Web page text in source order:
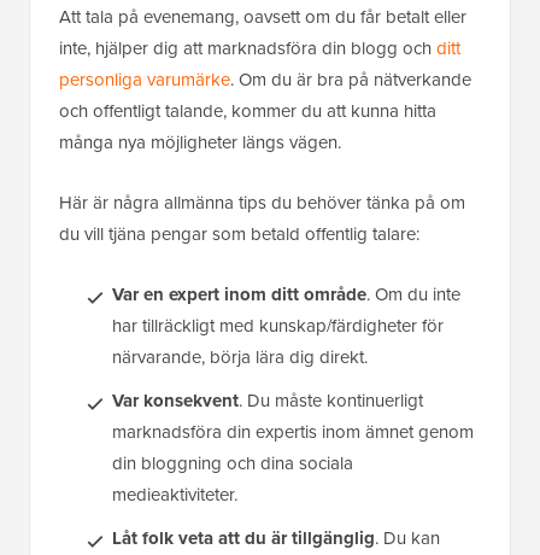
Att tala på evenemang, oavsett om du får betalt eller
inte, hjälper dig att marknadsföra din blogg ochditt
personliga varumärke. Om du är bra på nätverkande
och offentligt talande, kommer du att kunna hitta
många nya möjligheter längs vägen.
Här är några allmänna tips du behöver tänka på om
du vill tjäna pengar som betald offentlig talare:
Var en expert inom ditt område. Om du inte
har tillräckligt med kunskap/färdigheter för
närvarande, börja lära dig direkt.
Var konsekvent. Du måste kontinuerligt
marknadsföra din expertis inom ämnet genom
din bloggning och dina sociala
medieaktiviteter.
Låt folk veta att du är tillgänglig. Du kan